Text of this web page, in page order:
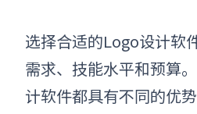
选择合适的Logo设计软
需求、技能水平和预算
计软件都具有不同的优